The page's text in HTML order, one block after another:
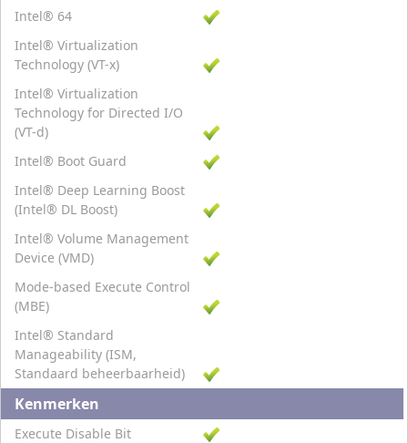
Intel® 64
Intel® Virtualization
Technology (VT-x)
Intel® Virtualization
Technology for Directed I/O
(VT-d)
Intel® Boot Guard
Intel® Deep Learning Boost
(Intel® DL Boost)
Intel® Volume Management
Device (VMD)
Mode-based Execute Control
(MBE)
Intel® Standard
Manageability (ISM,
Standaard beheerbaarheid)
Kenmerken
Execute Disable Bit